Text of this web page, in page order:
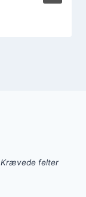
Krævede felter